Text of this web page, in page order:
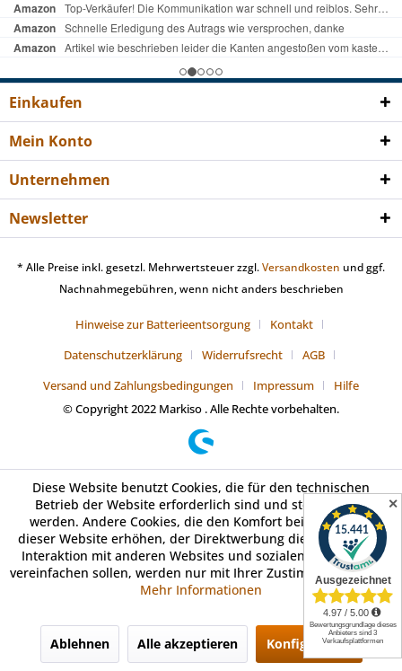
✕
Einkaufen
Mein Konto
Unternehmen
Newsletter
* Alle Preise inkl. gesetzl. Mehrwertsteuer zzgl.Versandkosten und ggf.
Nachnahmegebühren, wenn nicht anders beschrieben
Hinweise zur Batterieentsorgung
Kontakt
Datenschutzerklärung
Widerrufsrecht
AGB
Versand und Zahlungsbedingungen
Impressum
Hilfe
© Copyright 2022 Markiso . Alle Rechte vorbehalten.
Diese Website benutzt Cookies, die für den technischen
Betrieb der Website erforderlich sind und stets gesetzt
werden. Andere Cookies, die den Komfort bei Benutzung
dieser Website erhöhen, der Direktwerbung dienen oder die
Interaktion mit anderen Websites und sozialen Netzwerken
vereinfachen sollen, werden nur mit Ihrer Zustimmung gesetzt.
Mehr Informationen
Ablehnen Alle akzeptieren Konfigurieren